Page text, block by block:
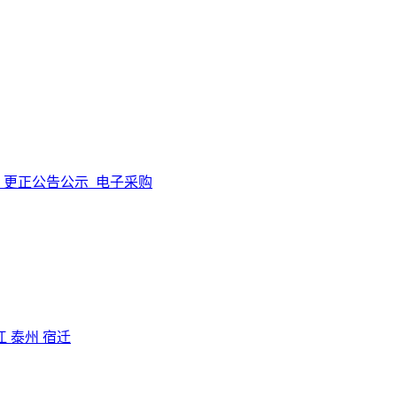
更正公告公示 电子采购
泰州 宿迁